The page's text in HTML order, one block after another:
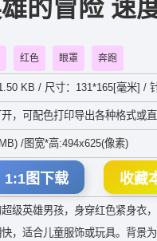
的冒险 速
红色 眼罩 奔跑
KB / 尺寸：131*165[毫米] /
，可配色打印导出各种格式或
/图宽*高:494x625(像素)
1:1图下载 收藏
级英雄男孩，身穿红色紧身衣
，适合儿童服饰或玩具。背景